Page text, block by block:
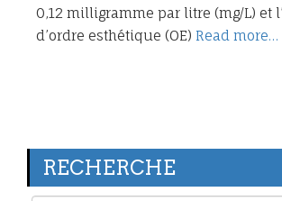
0,12 milligramme par litre (mg/L) et
d’ordre esthétique (OE) Read more…
RECHERCHE